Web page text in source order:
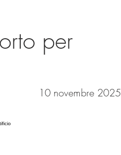
per
10 novembre 2025